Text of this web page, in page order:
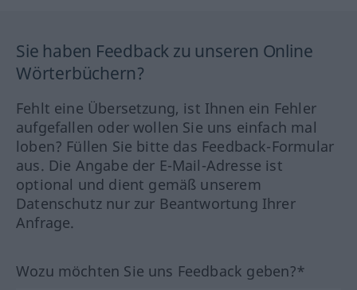
Sie haben Feedback zu unseren Online
Wörterbüchern?
Fehlt eine Übersetzung, ist Ihnen ein Fehler
aufgefallen oder wollen Sie uns einfach mal
loben? Füllen Sie bitte das Feedback-Formular
aus. Die Angabe der E-Mail-Adresse ist
optional und dient gemäß unserem
Datenschutz nur zur Beantwortung Ihrer
Anfrage.
Wozu möchten Sie uns Feedback geben?*